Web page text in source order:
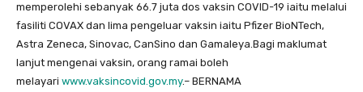
memperolehi sebanyak 66.7 juta dos vaksin COVID-19 iaitu melalui
fasiliti COVAX dan lima pengeluar vaksin iaitu Pfizer BioNTech,
Astra Zeneca, Sinovac, CanSino dan Gamaleya.Bagi maklumat
lanjut mengenai vaksin, orang ramai boleh
melayari www.vaksincovid.gov.my.– BERNAMA